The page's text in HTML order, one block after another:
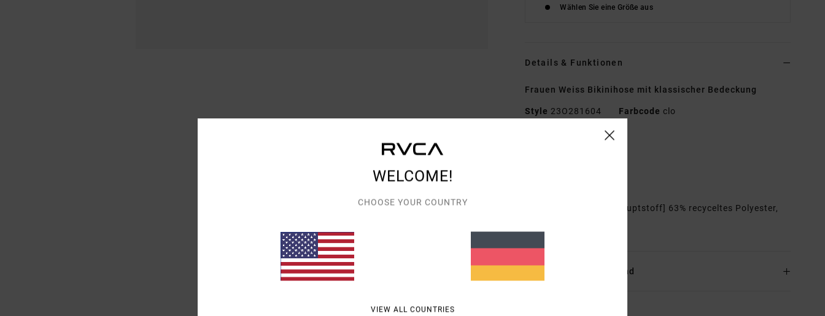
Wählen Sie eine Größe aus
Details & Funktionen
Frauen Weiss Bikinihose mit klassischer Bedeckung
Style 23O281604 Farbcode clo
[Hauptstoff] 63% recyceltes Polyester,
Versand & Rückversand
WELCOME!
CHOOSE YOUR COUNTRY
VIEW ALL COUNTRIES